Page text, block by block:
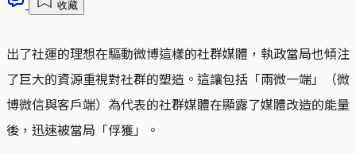
收藏
出了社運的理想在驅動微博這樣的社群媒體，執政當局也傾注
了巨大的資源重視對社群的塑造。這讓包括「兩微一端」（微
博微信與客戶端）為代表的社群媒體在顯露了媒體改造的能量
後，迅速被當局「俘獲」。